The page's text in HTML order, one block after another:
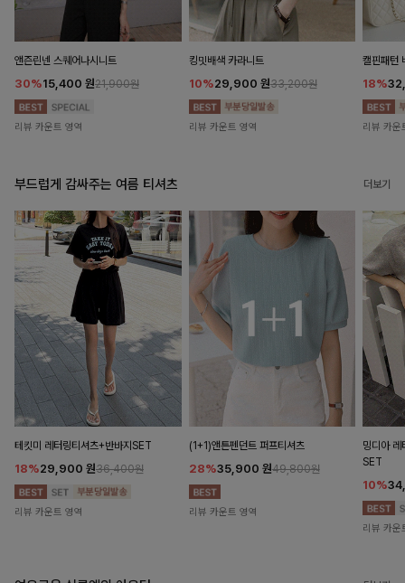
앤즌린넨 스퀘어나시니트
30%15,400 원21,900원
리뷰 카운트 영역
킹밋배색 카라니트
10%29,900 원33,200원
리뷰 카운트 영역
캘핀패턴
18%
리뷰 카운
부드럽게 감싸주는 여름 티셔츠 더보기
테킷미 레터링티셔츠+반바지SET
18%29,900 원36,400원
리뷰 카운트 영역
(1+1)앤튼펜던트 퍼프티셔츠
28%35,900 원49,800원
리뷰 카운트 영역
밍디아 레
SET
10%
리뷰 카운